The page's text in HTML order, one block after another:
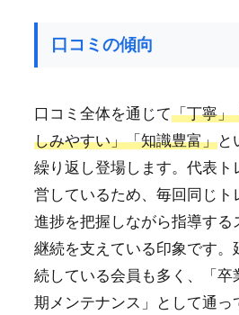
口コミの傾向
口コミ全体を通じて「丁寧」
しみやすい」「知識豊富」と
繰り返し登場します。代表ト
営しているため、毎回同じト
進捗を把握しながら指導する
継続を支えている印象です。
続している会員も多く、「卒
期メンテナンス」として通っ